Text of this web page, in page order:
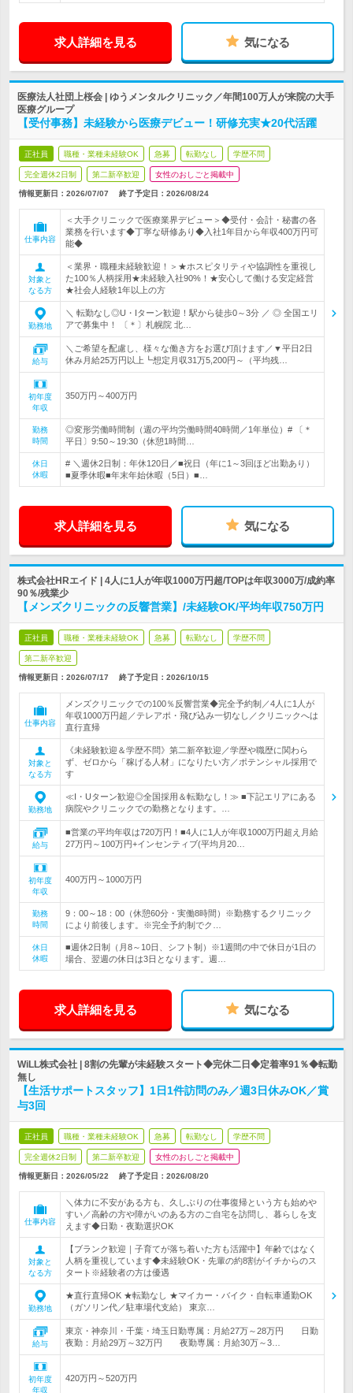
求人詳細を見る 気になる
医療法人社団上桜会 | ゆうメンタルクリニック／年間100万人が来院の大手
医療グループ
【受付事務】未経験から医療デビュー！研修充実★20代活躍
正社員 職種・業種未経験OK 急募 転勤なし 学歴不問
完全週休2日制 第二新卒歓迎 女性のおしごと掲載中
情報更新日：2026/07/07 終了予定日： 2026/08/24
仕事内容
＜大手クリニックで医療業界デビュー＞◆受付・会計・秘書の各
業務を行います◆丁寧な研修あり◆入社1年目から年収400万円可
能◆
対象と
なる方
＜業界・職種未経験歓迎！＞★ホスピタリティや協調性を重視し
た100％人柄採用★未経験入社90%！★安心して働ける安定経営
★社会人経験1年以上の方
勤務地
＼ 転勤なし◎U・Iターン歓迎！駅から徒歩0～3分 ／ ◎ 全国エリ
アで募集中！ 〔＊〕札幌院 北…
給与
＼ご希望を配慮し、様々な働き方をお選び頂けます／▼平日2日
休み月給25万円以上┗想定月収31万5,200円～（平均残…
初年度
年収
350万円～400万円
勤務
時間
◎変形労働時間制（週の平均労働時間40時間／1年単位）# 〔＊
平日〕9:50～19:30（休憩1時間…
休日
休暇
# ＼週休2日制：年休120日／■祝日（年に1～3回ほど出勤あり）
■夏季休暇■年末年始休暇（5日）■…
求人詳細を見る 気になる
株式会社HRエイド | 4人に1人が年収1000万円超/TOPは年収3000万/成約率
90％/残業少
【メンズクリニックの反響営業】/未経験OK/平均年収750万円
正社員 職種・業種未経験OK 急募 転勤なし 学歴不問
第二新卒歓迎
情報更新日：2026/07/17 終了予定日： 2026/10/15
仕事内容
メンズクリニックでの100％反響営業◆完全予約制／4人に1人が
年収1000万円超／テレアポ・飛び込み一切なし／クリニックへは
直行直帰
対象と
なる方
《未経験歓迎＆学歴不問》第二新卒歓迎／学歴や職歴に関わら
ず、ゼロから「稼げる人材」になりたい方／ポテンシャル採用で
す
勤務地
≪I・Uターン歓迎◎全国採用＆転勤なし！≫ ■下記エリアにある
病院やクリニックでの勤務となります。…
給与
■営業の平均年収は720万円！■4人に1人が年収1000万円超え月給
27万円～100万円+インセンティブ(平均月20…
初年度
年収
400万円～1000万円
勤務
時間
9：00～18：00（休憩60分・実働8時間）※勤務するクリニック
により前後します。※完全予約制でク…
休日
休暇
■週休2日制（月8～10日、シフト制）※1週間の中で休日が1日の
場合、翌週の休日は3日となります。週…
求人詳細を見る 気になる
WiLL株式会社 | 8割の先輩が未経験スタート◆完休二日◆定着率91％◆転勤
無し
【生活サポートスタッフ】1日1件訪問のみ／週3日休みOK／賞
与3回
正社員 職種・業種未経験OK 急募 転勤なし 学歴不問
完全週休2日制 第二新卒歓迎 女性のおしごと掲載中
情報更新日：2026/05/22 終了予定日： 2026/08/20
仕事内容
＼体力に不安がある方も、久しぶりの仕事復帰という方も始めや
すい／高齢の方や障がいのある方のご自宅を訪問し、暮らしを支
えます◆日勤・夜勤選択OK
対象と
なる方
【ブランク歓迎｜子育てが落ち着いた方も活躍中】年齢ではなく
人柄を重視しています◆未経験OK・先輩の約8割がイチからのス
タート※経験者の方は優遇
勤務地
★直行直帰OK ★転勤なし ★マイカー・バイク・自転車通勤OK
（ガソリン代／駐車場代支給） 東京…
給与
東京・神奈川・千葉・埼玉日勤専属：月給27万～28万円 日勤
夜勤：月給29万～32万円 夜勤専属：月給30万～3…
初年度
年収
420万円～520万円